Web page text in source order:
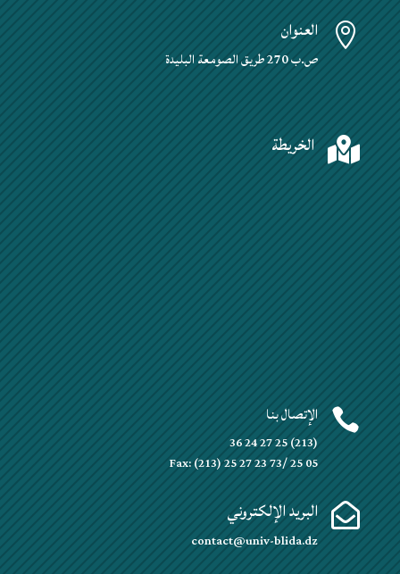
 العنوان
ص.ب 270 طريق الصومعة البليدة
 الخريطة
 الإتصال بنا
(213) 25 27 24 36
Fax: (213) 25 27 23 73/ 25 05
 البريد الإلكتروني
contact@univ-blida.dz